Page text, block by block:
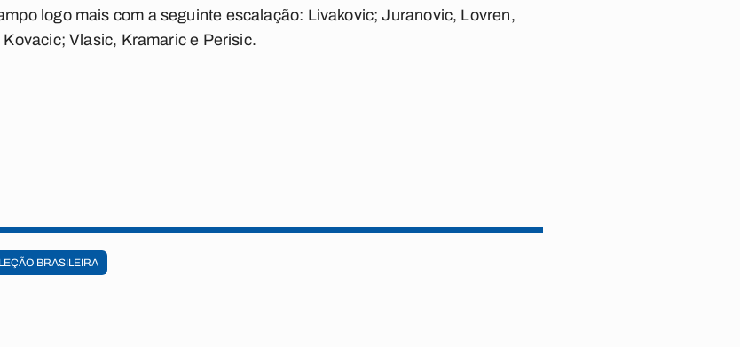
logo mais com a seguinte escalação: Livakovic; Juranovic, Lovren,
Vlasic, Kramaric e Perisic.
BRASILEIRA